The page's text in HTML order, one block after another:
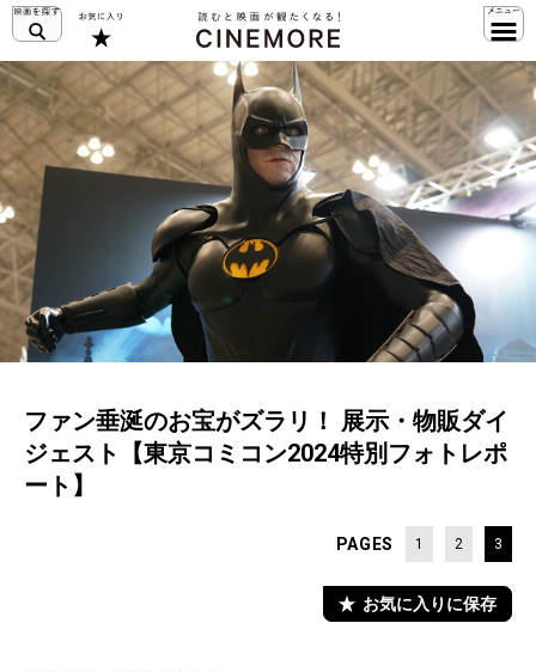
ファン垂涎のお宝がズラリ！ 展示・物販ダイ
ジェスト【東京コミコン2024特別フォトレポ
ート】
PAGES 1 2 3
お気に入りに保存